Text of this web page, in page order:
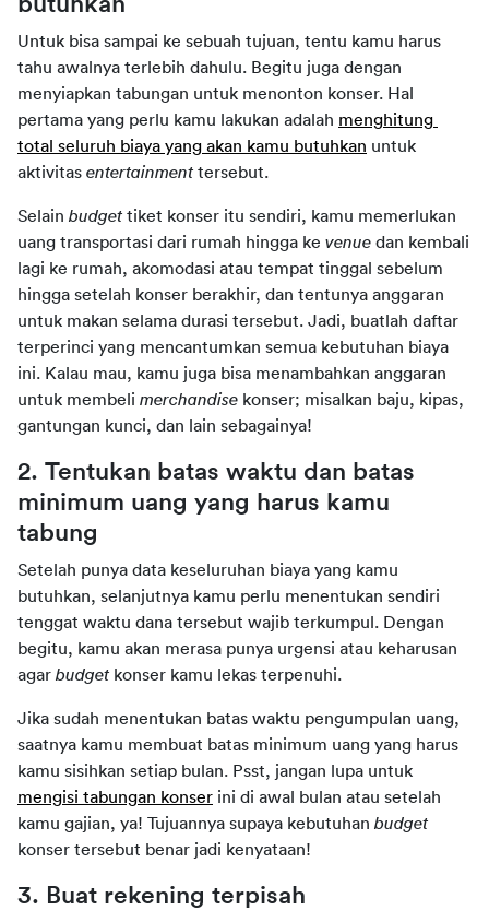
Untuk bisa sampai ke sebuah tujuan, tentu kamu harus
tahu awalnya terlebih dahulu. Begitu juga dengan
menyiapkan tabungan untuk menonton konser. Hal
pertama yang perlu kamu lakukan adalah menghitung
total seluruh biaya yang akan kamu butuhkan untuk
aktivitas entertainment tersebut.
Selain budget tiket konser itu sendiri, kamu memerlukan
uang transportasi dari rumah hingga ke venue dan kembali
lagi ke rumah, akomodasi atau tempat tinggal sebelum
hingga setelah konser berakhir, dan tentunya anggaran
untuk makan selama durasi tersebut. Jadi, buatlah daftar
terperinci yang mencantumkan semua kebutuhan biaya
ini. Kalau mau, kamu juga bisa menambahkan anggaran
untuk membeli merchandise konser; misalkan baju, kipas,
gantungan kunci, dan lain sebagainya!
2. Tentukan batas waktu dan batas
minimum uang yang harus kamu
tabung
Setelah punya data keseluruhan biaya yang kamu
butuhkan, selanjutnya kamu perlu menentukan sendiri
tenggat waktu dana tersebut wajib terkumpul. Dengan
begitu, kamu akan merasa punya urgensi atau keharusan
agar budget konser kamu lekas terpenuhi.
Jika sudah menentukan batas waktu pengumpulan uang,
saatnya kamu membuat batas minimum uang yang harus
mengisi tabungan konser ini di awal bulan atau setelah
kamu gajian, ya! Tujuannya supaya kebutuhan
konser tersebut benar jadi kenyataan!
3. Buat rekening terpisah